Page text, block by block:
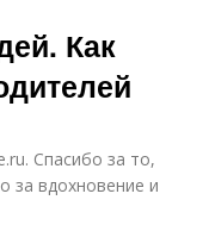
Как
Cпасибо за то,
за вдохновение и